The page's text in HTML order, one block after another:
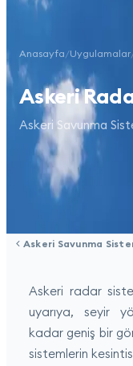
Giriş Yap
TR EN
Anasayfa /Uygulamalar
Askeri
Askeri Savunma
Askeri Savunma
Askeri radar
uyarıya, seyir
kadar geniş bir
sistemlerin